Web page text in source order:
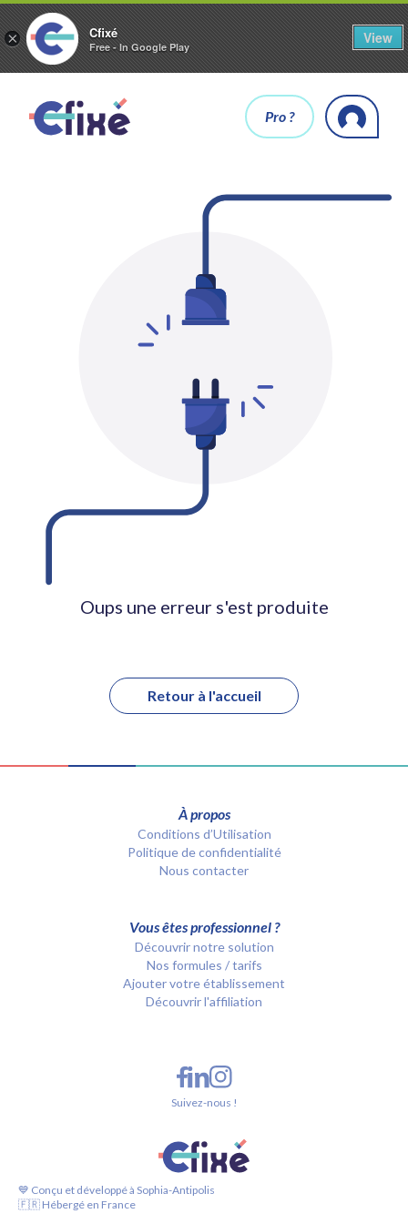
× Cfixé
Free - In Google Play
View
Pro ?
Oups une erreur s'est produite
Retour à l'accueil
À propos
Conditions d’Utilisation
Politique de confidentialité
Nous contacter
Vous êtes professionnel ?
Découvrir notre solution
Nos formules / tarifs
Ajouter votre établissement
Découvrir l'affiliation
💙 Conçu et développé à Sophia-Antipolis
🇫🇷 Hébergé en France
Suivez-nous !